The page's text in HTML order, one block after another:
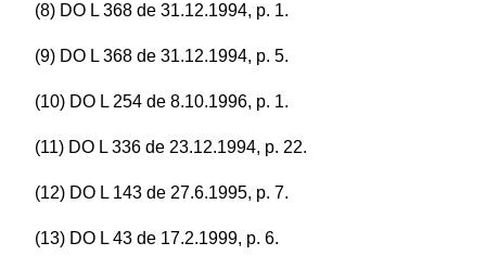
(8) DO L 368 de 31.12.1994, p. 1.
(9) DO L 368 de 31.12.1994, p. 5.
(10) DO L 254 de 8.10.1996, p. 1.
(11) DO L 336 de 23.12.1994, p. 22.
(12) DO L 143 de 27.6.1995, p. 7.
(13) DO L 43 de 17.2.1999, p. 6.